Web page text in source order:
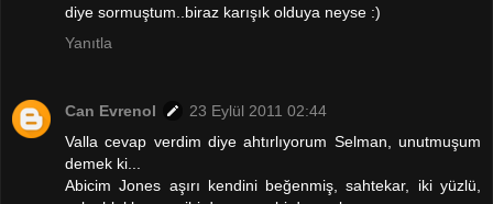
diye sormuştum..biraz karışık olduya neyse :)
Yanıtla
Can Evrenol
23 Eylül 2011 02:44
Valla cevap verdim diye ahtırlıyorum Selman, unutmuşum
demek ki...
Abicim Jones aşırı kendini beğenmiş, sahtekar, iki yüzlü,